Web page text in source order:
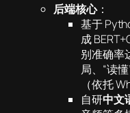
后端核心：
基于
成
别准确率
局、“读
（依托
自研中文